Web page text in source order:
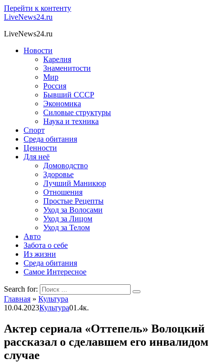
Перейти к контенту
LiveNews24.ru
LiveNews24.ru
Новости
Карелия
Знаменитости
Мир
Россия
Бывший СССР
Экономика
Силовые структуры
Наука и техника
Спорт
Среда обитания
Ценности
Для неё
Домоводство
Здоровье
Лучший Маникюр
Отношения
Простые Рецепты
Уход за Волосами
Уход за Лицом
Уход за Телом
Авто
Забота о себе
Из жизни
Среда обитания
Самое Интересное
Search for:
Главная » Культура
10.04.2023Культура01.4к.
Актер сериала «Оттепель» Волоцкий
рассказал о сделавшем его инвалидом
случае